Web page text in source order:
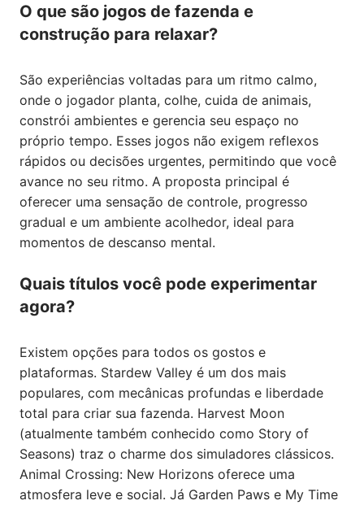
O que são jogos de fazenda e
construção para relaxar?
São experiências voltadas para um ritmo calmo,
onde o jogador planta, colhe, cuida de animais,
constrói ambientes e gerencia seu espaço no
próprio tempo. Esses jogos não exigem reflexos
rápidos ou decisões urgentes, permitindo que você
avance no seu ritmo. A proposta principal é
oferecer uma sensação de controle, progresso
gradual e um ambiente acolhedor, ideal para
momentos de descanso mental.
Quais títulos você pode experimentar
agora?
Existem opções para todos os gostos e
plataformas. Stardew Valley é um dos mais
populares, com mecânicas profundas e liberdade
total para criar sua fazenda. Harvest Moon
(atualmente também conhecido como Story of
Seasons) traz o charme dos simuladores clássicos.
Animal Crossing: New Horizons oferece uma
atmosfera leve e social. Já Garden Paws e My Time